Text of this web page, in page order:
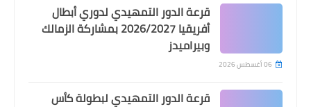
قرعة الدور التمهيدي لدوري أبطال
أفريقيا 2026/2027 بمشاركة الزمالك
وبيراميدز
06 أغسطس 2026
قرعة الدور التمهيدي لبطولة كأس